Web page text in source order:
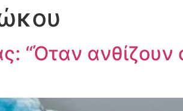
“Όταν ανθίζουν